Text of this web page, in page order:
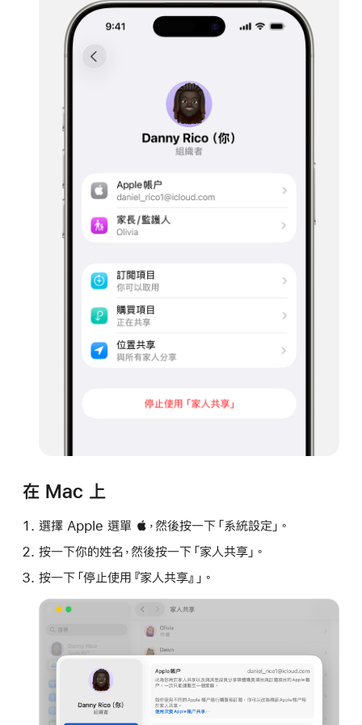
在 Mac 上
選擇 Apple 選單 ，然後按一下「系統設定」。
按一下你的姓名，然後按一下「家人共享」。
按一下「停止使用『家人共享』」。